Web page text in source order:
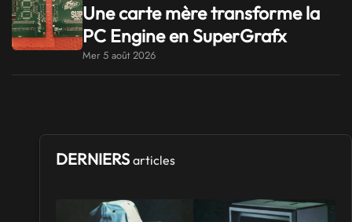
Une carte mère transforme la
PC Engine en SuperGrafx
Mer 5 août 2026
DERNIERS articles